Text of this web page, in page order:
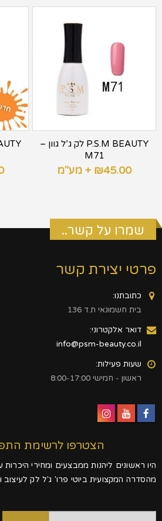
P.S.M BEAUTY לק ג’ל גוון –
M71
₪45.00 + מע"מ
שמרו על קשר..
פרטי יצירת קשר
כתובתנו:
בית חשמונאי ת.ד 136
דואר אלקטרוני:
info@psm-beauty.co.il
שעות פעילות:
ראשון - חמישי 8:00-17:00
הצטרפו לרשימת
היו ראשונים ליהנות ממבצעים ומחירי היכרות
מהסדרה המקצועית ביוטי פרו' ג'ל לק לעיצוב